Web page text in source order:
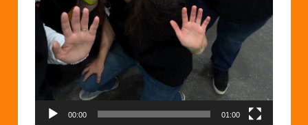
00:00 01:00